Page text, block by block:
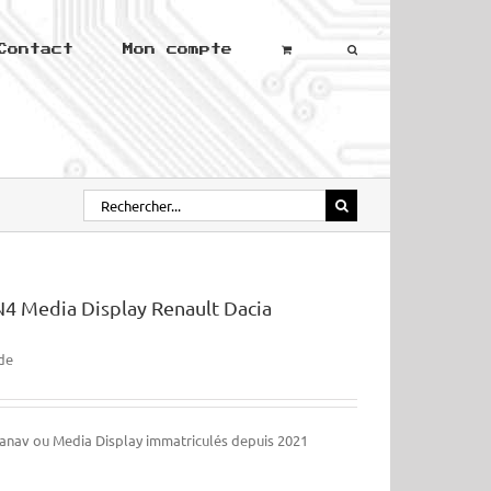
Mon compte
Rechercher:
Media Display Renault Dacia
ou Media Display immatriculés depuis 2021